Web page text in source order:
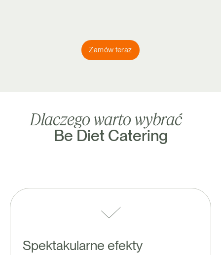
Zamów teraz
Dlaczego warto wybrać
Be Diet Catering
Spektakularne efekty